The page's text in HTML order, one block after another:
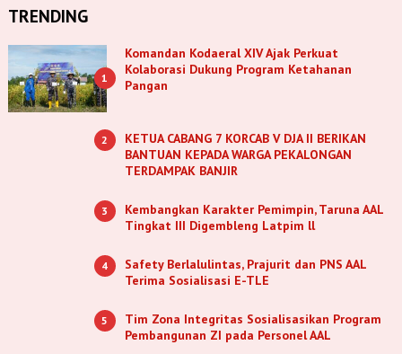
TRENDING
1
Komandan Kodaeral XIV Ajak Perkuat
Kolaborasi Dukung Program Ketahanan
Pangan
2
KETUA CABANG 7 KORCAB V DJA II BERIKAN
BANTUAN KEPADA WARGA PEKALONGAN
TERDAMPAK BANJIR
3
Kembangkan Karakter Pemimpin, Taruna AAL
Tingkat III Digembleng Latpim ll
4
Safety Berlalulintas, Prajurit dan PNS AAL
Terima Sosialisasi E-TLE
5
Tim Zona Integritas Sosialisasikan Program
Pembangunan ZI pada Personel AAL